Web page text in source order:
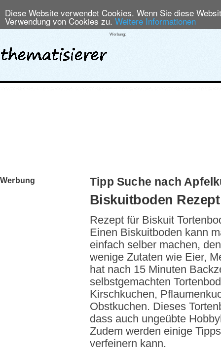
Diese Website verwendet Cookies. Wenn Sie diese
Verwendung von Cookies zu. Weitere Informationen
Werbung:
Tipp Suche nach
Biskuitboden Rezept
Rezept für Biskuit
Einen Biskuitboden kann
einfach selber machen,
wenige Zutaten wie Eier,
hat nach 15 Minuten
selbstgemachten
Kirschkuchen,
Obstkuchen. Dieses
dass auch ungeübte
Zudem werden einige
verfeinern kann.
Werbung